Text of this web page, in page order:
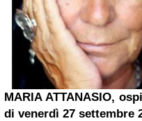
MARIA ATTANASIO,
di venerdì 27 settembre